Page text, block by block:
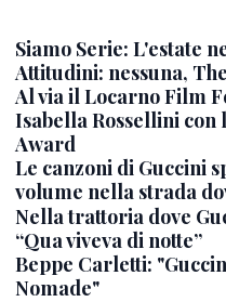
Siamo Serie: L'estate
Attitudini: nessuna,
Al via il Locarno Film
Isabella Rossellini con
Award
Le canzoni di Guccini
volume nella strada
Nella trattoria dove
“Qua viveva di notte”
Beppe Carletti:
Nomade"